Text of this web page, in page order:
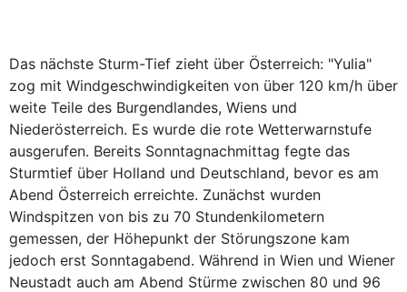
Das nächste Sturm-Tief zieht über Österreich: "Yulia"
zog mit Windgeschwindigkeiten von über 120 km/h über
weite Teile des Burgendlandes, Wiens und
Niederösterreich. Es wurde die rote Wetterwarnstufe
ausgerufen. Bereits Sonntagnachmittag fegte das
Sturmtief über Holland und Deutschland, bevor es am
Abend Österreich erreichte. Zunächst wurden
Windspitzen von bis zu 70 Stundenkilometern
gemessen, der Höhepunkt der Störungszone kam
jedoch erst Sonntagabend. Während in Wien und Wiener
Neustadt auch am Abend Stürme zwischen 80 und 96